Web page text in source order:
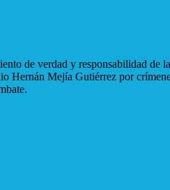
de verdad y responsabilidad
Hernán Mejía Gutiérrez por